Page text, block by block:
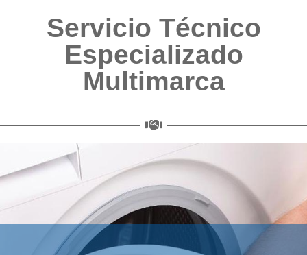
Servicio Técnico
Especializado
Multimarca